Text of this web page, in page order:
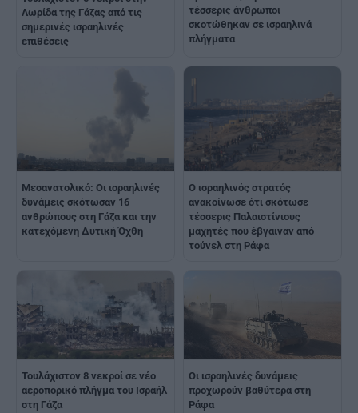
Λωρίδα της Γάζας από τις
σημερινές ισραηλινές
επιθέσεις
τέσσερις άνθρωποι
σκοτώθηκαν σε ισραηλινά
πλήγματα
Μεσανατολικό: Οι ισραηλινές
δυνάμεις σκότωσαν 16
ανθρώπους στη Γάζα και την
κατεχόμενη Δυτική Όχθη
Ο ισραηλινός στρατός
ανακοίνωσε ότι σκότωσε
τέσσερις Παλαιστίνιους
μαχητές που έβγαιναν από
τούνελ στη Ράφα
Τουλάχιστον 8 νεκροί σε νέο
αεροπορικό πλήγμα του Ισραήλ
στη Γάζα
Οι ισραηλινές δυνάμεις
προχωρούν βαθύτερα στη
Ράφα